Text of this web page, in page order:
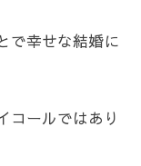
で幸せな結婚に
コールではあり